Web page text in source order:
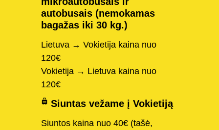
autobusais (nemokamas
bagažas iki 30 kg.)
Lietuva → Vokietija kaina nuo
120€
Vokietija → Lietuva kaina nuo
120€
Siuntas vežame į Vokietiją
Siuntos kaina nuo 40€ (tašė,